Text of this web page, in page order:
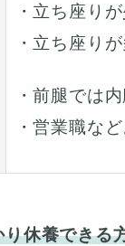
・立ち座り
・立ち座り
・前腿では
・営業職な
休養できる